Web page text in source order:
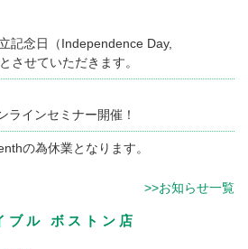
記念日（Independence Day,
させていただきます。
ラインセミナー開催！
の為休業となります。
>>お知らせ一覧
ブル ボストン店